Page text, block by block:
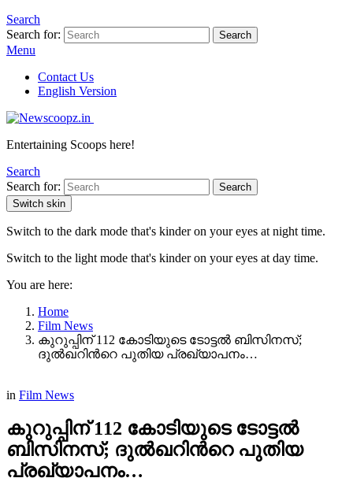
Search
Search for:
Search
Menu
Contact Us
English Version
Entertaining Scoops here!
Search
Search for:
Search
Switch skin
Switch to the dark mode that's kinder on your eyes at night time.
Switch to the light mode that's kinder on your eyes at day time.
You are here:
Home
Film News
കുറുപ്പിന് 112 കോടിയുടെ ടോട്ടൽ ബിസിനസ്;
ദുൽഖറിന്‍റെ പുതിയ പ്രഖ്യാപനം…
in Film News
കുറുപ്പിന് 112 കോടിയുടെ ടോട്ടൽ
ബിസിനസ്; ദുൽഖറിന്‍റെ പുതിയ
പ്രഖ്യാപനം…